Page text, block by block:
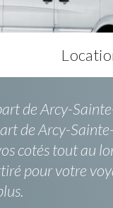
de Arcy-
de Arcy-
cotés tout au
pour votre